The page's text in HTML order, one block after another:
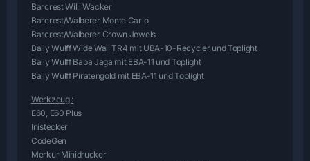
Barcrest Willi Wacker
Barcrest/Walberer Monte Carlo
Barcrest/Walberer Crown Jewels
Bally Wulff Wide Wall TR4 mit UBA-10-Recycler und Toplight
Bally Wulff Baba Jaga mit EBA-11 und Toplight
Bally Wulff Piratengold mit EBA-11 und Toplight
Werkzeug :
E60, E60 Plus
Inistecker
CodeGen
Merkur Minidrucker